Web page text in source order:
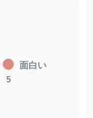
5
面白い